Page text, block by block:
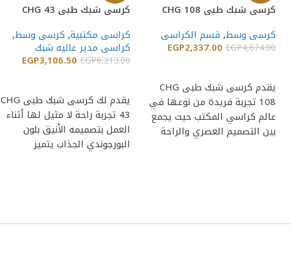
كرسى شبك طبى CHG 108
كرسى وسط, قسم الكراسى
EGP4,674.00
EGP2,337.00
يقدم كرسى شبك طبى CHG
108 تجربة فريدة من نوعها في
عالم كراسي المكتب حيث يجمع
بين التصميم العصري والراحة
كرسى شبك طبى CHG 43
كراسى مكتبية, كرسى وسط,
كراسى مدير عاليه شبك
EGP6,213.00
EGP3,106.50
يقدم لك كرسى شبك طبى CHG
43 تجربة راحة لا مثيل لها أثناء
العمل بتصميمه الأنيق بلون
البورجوندي الجذاب يتميز